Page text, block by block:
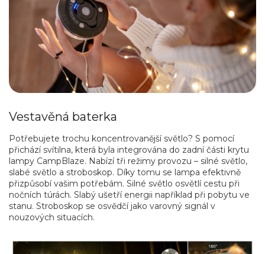
Vestavěná baterka
Potřebujete trochu koncentrovanější světlo? S pomocí
přichází svítilna, která byla integrována do zadní části krytu
lampy CampBlaze. Nabízí tři režimy provozu – silné světlo,
slabé světlo a stroboskop. Díky tomu se lampa efektivně
přizpůsobí vašim potřebám. Silné světlo osvětlí cestu při
nočních túrách. Slabý ušetří energii například při pobytu ve
stanu. Stroboskop se osvědčí jako varovný signál v
nouzových situacích.